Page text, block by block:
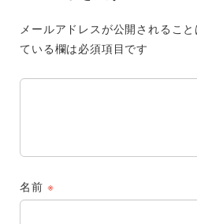
メールアドレスが公開されること
ている欄は必須項目です
名前 ※